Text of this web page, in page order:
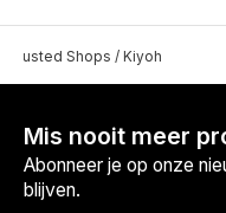
Shops / Kiyoh
Mis nooit meer
Abonneer je op onze
blijven.